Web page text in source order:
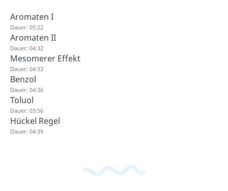
Aromaten I
Dauer: 05:22
Aromaten II
Dauer: 04:32
Mesomerer Effekt
Dauer: 04:33
Benzol
Dauer: 04:36
Toluol
Dauer: 03:56
Hückel Regel
Dauer: 04:39